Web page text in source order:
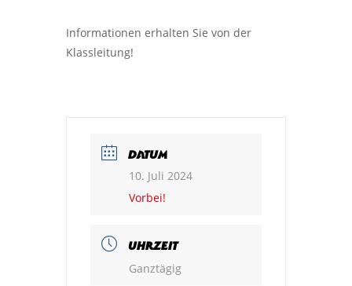
Informationen erhalten Sie von der
Klassleitung!
DATUM
10. Juli 2024
Vorbei!
UHRZEIT
Ganztägig